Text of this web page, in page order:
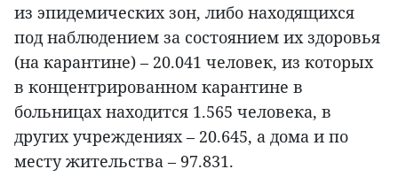
из эпидемических зон, либо находящихся
под наблюдением за состоянием их здоровья
(на карантине) – 20.041 человек, из которых
в концентрированном карантине в
больницах находится 1.565 человека, в
других учреждениях – 20.645, а дома и по
месту жительства – 97.831.